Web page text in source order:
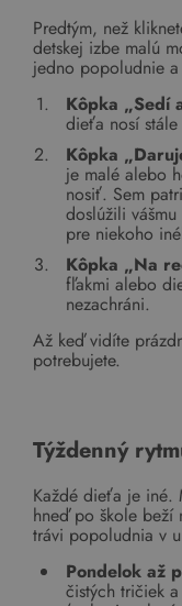
Predtým, než
detskej izbe malú
jedno popoludnie
Kôpka „Sedí
dieťa nosí
Kôpka
je malé alebo
nosiť. Sem
doslúžili
pre niekoho
Kôpka „Na
fľakmi alebo
nezachráni.
Až keď vidíte
potrebujete.
Týždenný
Každé dieťa je iné.
hneď po škole beží
trávi popoludnia v
Pondelok až
čistých tričiek